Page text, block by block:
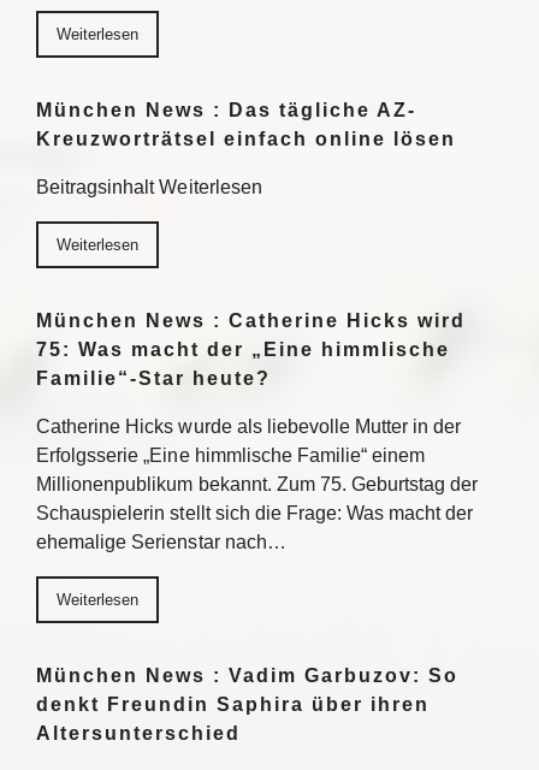
Weiterlesen
München News : Das tägliche AZ-
Kreuzworträtsel einfach online lösen
Beitragsinhalt Weiterlesen
Weiterlesen
München News : Catherine Hicks wird
75: Was macht der „Eine himmlische
Familie“-Star heute?
Catherine Hicks wurde als liebevolle Mutter in der
Erfolgsserie „Eine himmlische Familie“ einem
Millionenpublikum bekannt. Zum 75. Geburtstag der
Schauspielerin stellt sich die Frage: Was macht der
ehemalige Serienstar nach…
Weiterlesen
München News : Vadim Garbuzov: So
denkt Freundin Saphira über ihren
Altersunterschied